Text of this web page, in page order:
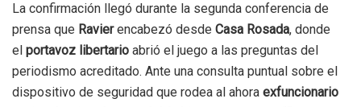
La confirmación llegó durante la segunda conferencia de
prensa que Ravierencabezó desde Casa Rosada, donde
el portavoz libertario abrió el juego a las preguntas del
periodismo acreditado. Ante una consulta puntual sobre el
dispositivo de seguridad que rodea al ahora exfuncionario